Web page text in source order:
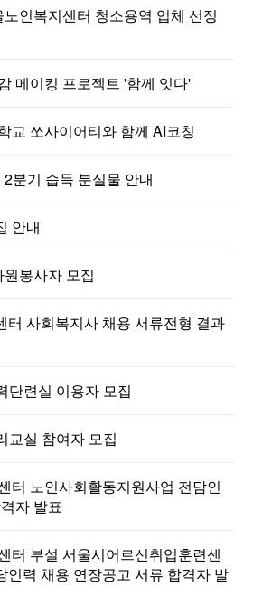
인복지센터 청소용역 업체 선정
메이킹 프로젝트 '함께 잇다'
교 쏘사이어티와 함께 AI코칭
분기 습득 분실물 안내
안내
봉사자 모집
터 사회복지사 채용 서류전형 결과
단련실 이용자 모집
교실 참여자 모집
터 노인사회활동지원사업 전담인
자 발표
터 부설 서울시어르신취업훈련센
인력 채용 연장공고 서류 합격자 발